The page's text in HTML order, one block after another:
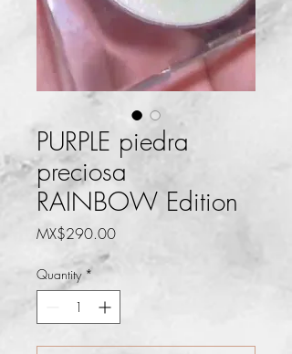
PURPLE piedra
preciosa
RAINBOW Edition
MX$290.00Price
Quantity *